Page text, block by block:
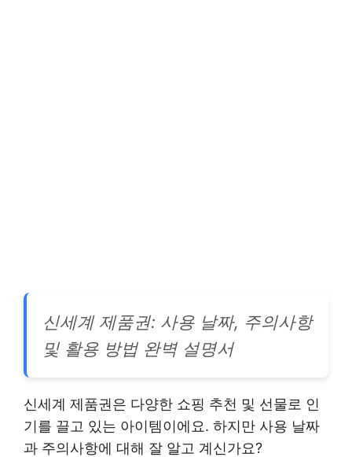
신세계 제품권: 사용 날짜, 주의사항
및 활용 방법 완벽 설명서
신세계 제품권은 다양한 쇼핑 추천 및 선물로 인
기를 끌고 있는 아이템이에요. 하지만 사용 날짜
과 주의사항에 대해 잘 알고 계신가요?